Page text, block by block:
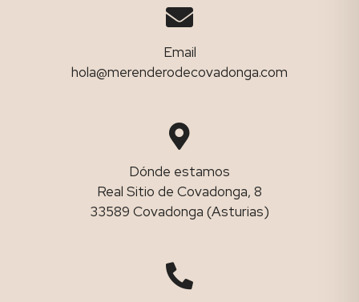
Email
hola@merenderodecovadonga.com
Dónde estamos
Real Sitio de Covadonga, 8
33589 Covadonga (Asturias)